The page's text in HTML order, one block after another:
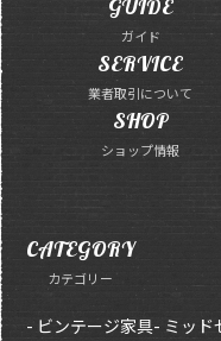
GUIDE
ガイド
SERVICE
業者取引について
SHOP
ショップ情報
CATEGORY
カテゴリー
- ビンテージ家具- ミッド